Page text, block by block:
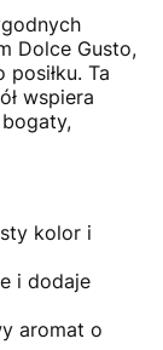
Dolce Gusto,
Ta
wspiera
kolor i
i dodaje
aromat o